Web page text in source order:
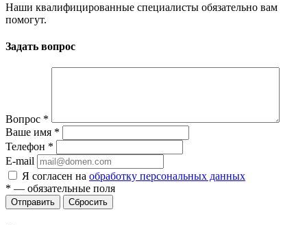
Наши квалифицированные специалисты обязательно вам
помогут.
Задать вопрос
Вопрос *
Ваше имя *
Телефон *
E-mail
Я согласен на обработку персональных данных
* — обязательные поля
Отправить Сбросить